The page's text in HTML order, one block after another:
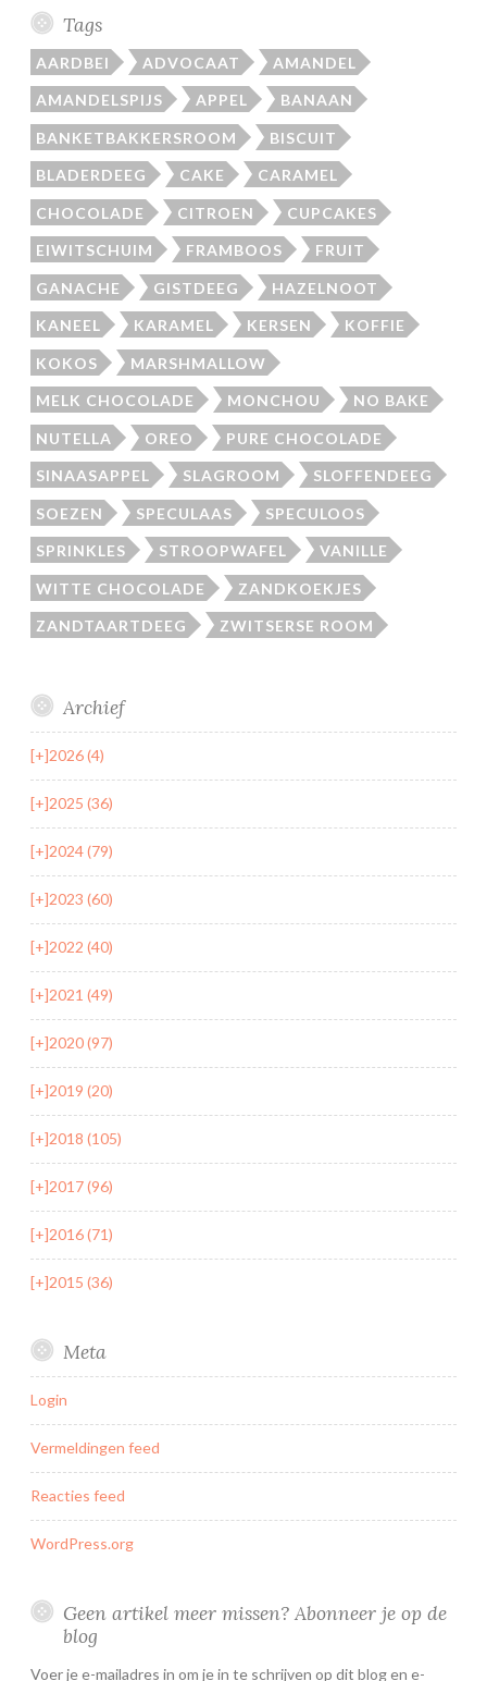
Tags
AARDBEI ADVOCAAT AMANDEL
AMANDELSPIJS APPEL BANAAN
BANKETBAKKERSROOM BISCUIT
BLADERDEEG CAKE CARAMEL
CHOCOLADE CITROEN CUPCAKES
EIWITSCHUIM FRAMBOOS FRUIT
GANACHE GISTDEEG HAZELNOOT
KANEEL KARAMEL KERSEN KOFFIE
KOKOS MARSHMALLOW
MELK CHOCOLADE MONCHOU NO BAKE
NUTELLA OREO PURE CHOCOLADE
SINAASAPPEL SLAGROOM SLOFFENDEEG
SOEZEN SPECULAAS SPECULOOS
SPRINKLES STROOPWAFEL VANILLE
WITTE CHOCOLADE ZANDKOEKJES
ZANDTAARTDEEG ZWITSERSE ROOM
Archief
[+]2026 (4)
[+]2025 (36)
[+]2024 (79)
[+]2023 (60)
[+]2022 (40)
[+]2021 (49)
[+]2020 (97)
[+]2019 (20)
[+]2018 (105)
[+]2017 (96)
[+]2016 (71)
[+]2015 (36)
Meta
Login
Vermeldingen feed
Reacties feed
WordPress.org
Geen artikel meer missen? Abonneer je op de
blog
Voer je e-mailadres in om je in te schrijven op dit blog en e-